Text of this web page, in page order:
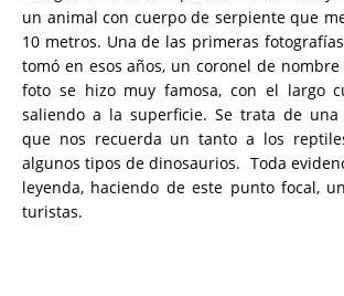
un animal con cuerpo de serpiente que
10 metros. Una de las primeras
tomó en esos años, un coronel de
foto se hizo muy famosa, con el largo
saliendo a la superficie. Se trata de una
que nos recuerda un tanto a los
algunos tipos de dinosaurios. Toda
leyenda, haciendo de este punto focal,
turistas.